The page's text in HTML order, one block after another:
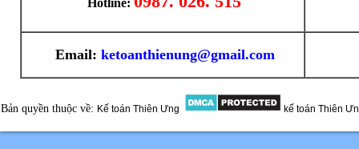
Email: ketoanthienung@gmail.com
Bản quyền thuộc về: Kế toán Thiên Ưng kế toán Thiên